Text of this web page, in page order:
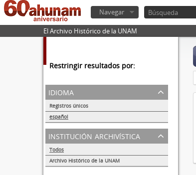
Navegar
El Archivo Histórico de la UNAM
Restringir resultados por:
idioma
Registros únicos
español
1
institución archivística
Todos
Archivo Histórico de la UNAM